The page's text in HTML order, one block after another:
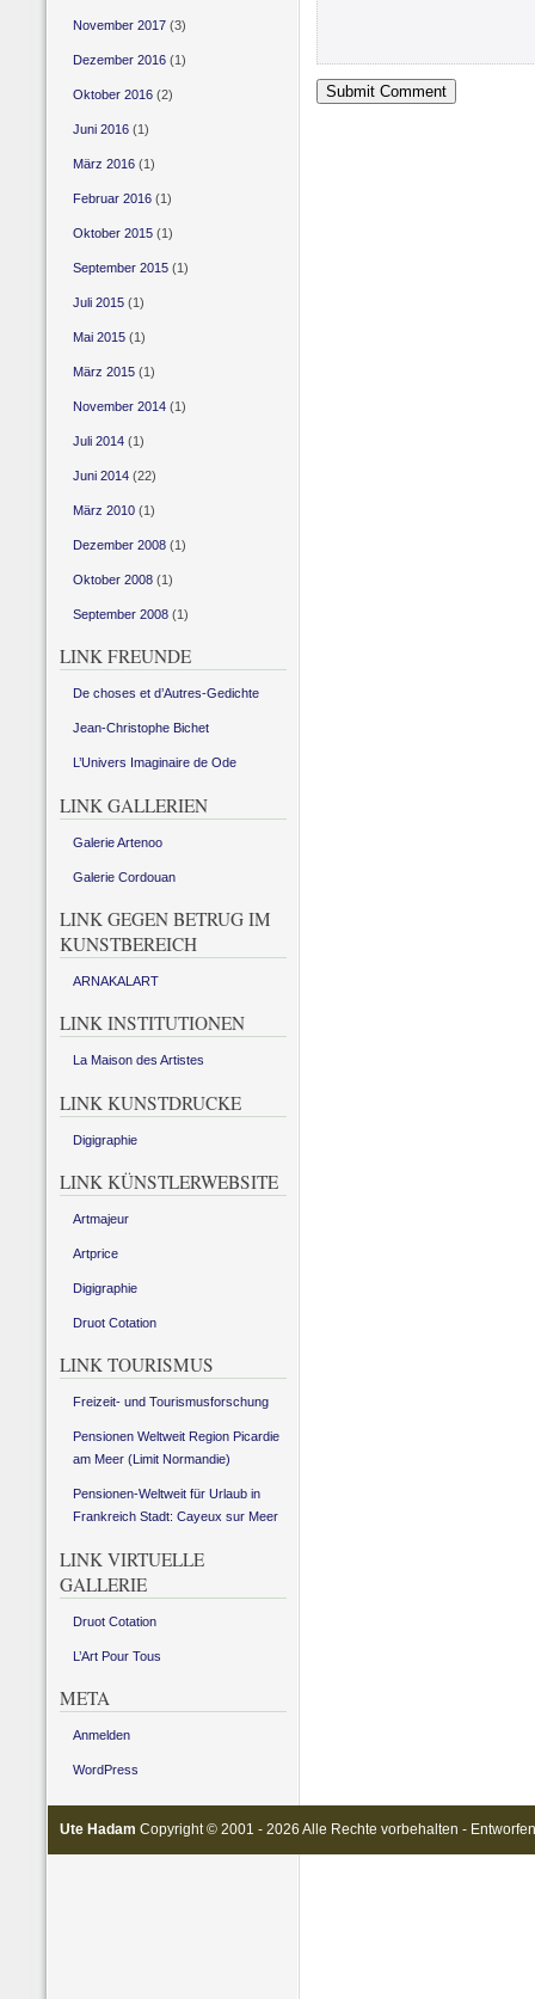
November 2017(3)
Dezember 2016(1)
Oktober 2016(2)
Juni 2016(1)
März 2016(1)
Februar 2016(1)
Oktober 2015(1)
September 2015(1)
Juli 2015(1)
Mai 2015(1)
März 2015(1)
November 2014(1)
Juli 2014(1)
Juni 2014(22)
März 2010(1)
Dezember 2008(1)
Oktober 2008(1)
September 2008(1)
LINK FREUNDE
De choses et d’Autres-Gedichte
Jean-Christophe Bichet
L’Univers Imaginaire de Ode
LINK GALLERIEN
Galerie Artenoo
Galerie Cordouan
LINK GEGEN BETRUG IM
KUNSTBEREICH
ARNAKALART
LINK INSTITUTIONEN
La Maison des Artistes
LINK KUNSTDRUCKE
Digigraphie
LINK KÜNSTLERWEBSITE
Artmajeur
Artprice
Digigraphie
Druot Cotation
LINK TOURISMUS
Freizeit- und Tourismusforschung
Pensionen Weltweit Region Picardie
am Meer (Limit Normandie)
Pensionen-Weltweit für Urlaub in
Frankreich Stadt: Cayeux sur Meer
LINK VIRTUELLE
GALLERIE
Druot Cotation
L’Art Pour Tous
META
Anmelden
WordPress
Ute Hadam Copyright © 2001 - 2026 Alle Rechte vorbehalten -